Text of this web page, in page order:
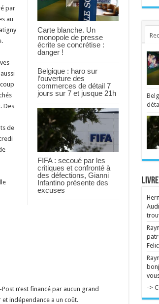
Carte blanche. Un
monopole de presse
écrite se concrétise :
danger !
Belgique : haro sur
l’ouverture des
commerces de détail 7
jours sur 7 et jusque 21h
FIFA : secoué par les
critiques et confronté à
des défections, Gianni
Infantino présente des
excuses
par
au
Des
de
n’est financé par aucun grand
indépendance a un coût.
70
Le
de
La
en
->